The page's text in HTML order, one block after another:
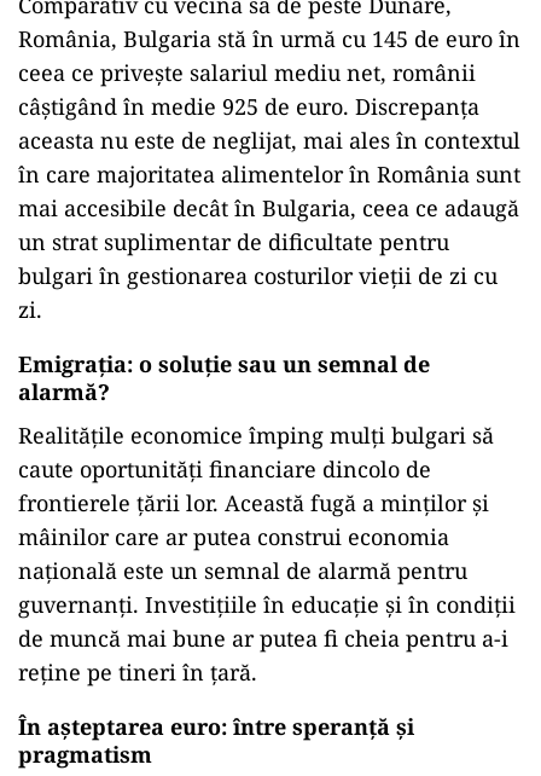
Bulgarii sunt printre cei mai harnici europeni,
cu un program mediu de 40,1 ore pe săptămână,
depășind chiar și norma germană de 34,9 ore.
Însă, paradoxul dureros este că, în ciuda orelor
suplimentare lucrate, salariul lor este de patru
ori mai mic decât cel al germanilor, care câștigă
în medie 3.174 de euro net pe lună.
Contraste și comparații: Bulgaria versus
vecini
Comparativ cu vecina sa de peste Dunăre,
România, Bulgaria stă în urmă cu 145 de euro în
ceea ce privește salariul mediu net, românii
câștigând în medie 925 de euro. Discrepanța
aceasta nu este de neglijat, mai ales în contextul
în care majoritatea alimentelor în România sunt
mai accesibile decât în Bulgaria, ceea ce adaugă
un strat suplimentar de dificultate pentru
bulgari în gestionarea costurilor vieții de zi cu
zi.
Emigrația: o soluție sau un semnal de
alarmă?